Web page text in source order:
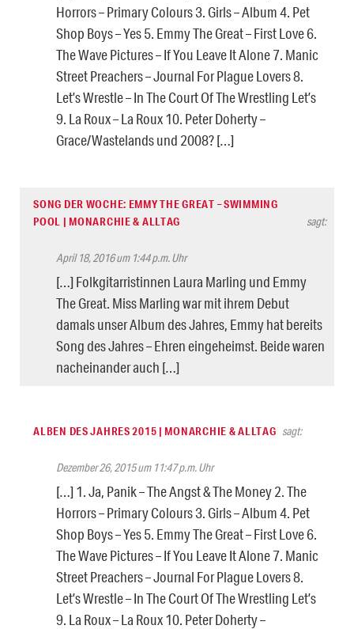
Horrors – Primary Colours 3. Girls – Album 4. Pet
Shop Boys – Yes 5. Emmy The Great – First Love 6.
The Wave Pictures – If You Leave It Alone 7. Manic
Street Preachers – Journal For Plague Lovers 8.
Let’s Wrestle – In The Court Of The Wrestling Let’s
9. La Roux – La Roux 10. Peter Doherty –
Grace/Wastelands und 2008? […]
SONG DER WOCHE: EMMY THE GREAT – SWIMMING
POOL | MONARCHIE & ALLTAG
sagt:
April 18, 2016 um 1:44 p.m. Uhr
[…] Folkgitarristinnen Laura Marling und Emmy
The Great. Miss Marling war mit ihrem Debut
damals unser Album des Jahres, Emmy hat bereits
Song des Jahres – Ehren eingeheimst. Beide waren
nacheinander auch […]
ALBEN DES JAHRES 2015 | MONARCHIE & ALLTAG sagt:
Dezember 26, 2015 um 11:47 p.m. Uhr
[…] 1. Ja, Panik – The Angst & The Money 2. The
Horrors – Primary Colours 3. Girls – Album 4. Pet
Shop Boys – Yes 5. Emmy The Great – First Love 6.
The Wave Pictures – If You Leave It Alone 7. Manic
Street Preachers – Journal For Plague Lovers 8.
Let’s Wrestle – In The Court Of The Wrestling Let’s
9. La Roux – La Roux 10. Peter Doherty –